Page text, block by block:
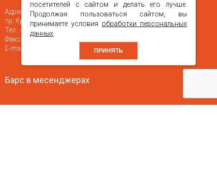
Адрес: 660010,г. Красноярск
пр. Красноярский Рабочий, 150 стр. 46, офис 16
Тел.: (391) 251-04-40
+7 (923) 354-84-74
Факс:
(391) +7 (391) 245-71-22
Е-mail:
Барс в месенджерах
посетителей с сайтом и делать его лучше.
Продолжая пользоваться сайтом, вы
принимаете условия обработки персональных
данных
ПРИНЯТЬ